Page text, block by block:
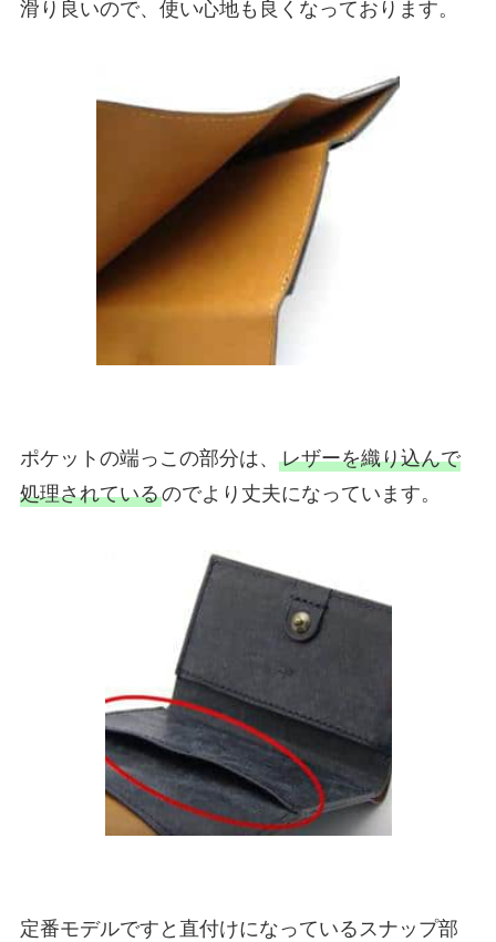
滑り良いので、使い心地も良くなっております。
ポケットの端っこの部分は、 レザーを織り込んで
処理されているのでより丈夫になっています。
定番モデルですと直付けになっているスナップ部